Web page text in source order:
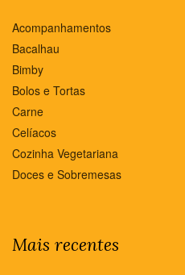
Acompanhamentos
Bacalhau
Bimby
Bolos e Tortas
Carne
Celíacos
Cozinha Vegetariana
Doces e Sobremesas
Mais recentes